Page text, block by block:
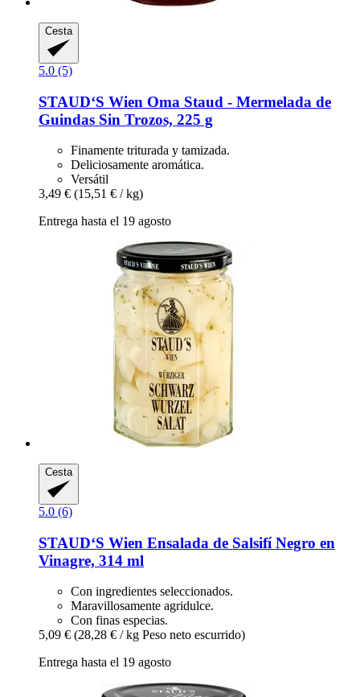
Cesta
5.0 (5)
STAUD‘S Wien Oma Staud -​ Mermelada de
Guindas Sin Trozos, 225 g
Finamente triturada y tamizada.
Deliciosamente aromática.
Versátil
3,49 € (15,51 € / kg)
Entrega hasta el 19 agosto
Cesta
5.0 (6)
STAUD‘S Wien Ensalada de Salsifí Negro en
Vinagre, 314 ml
Con ingredientes seleccionados.
Maravillosamente agridulce.
Con finas especias.
5,09 € (28,28 € / kg Peso neto escurrido)
Entrega hasta el 19 agosto